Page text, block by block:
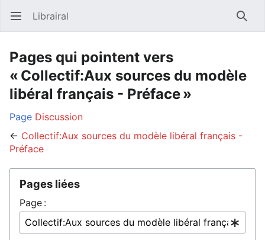
Ouvrir le menu principal Librairal
Pages qui pointent vers
« Collectif:Aux sources du modèle
libéral français - Préface »
Page Discussion
← Collectif:Aux sources du modèle libéral français -
Préface
Pages liées
Page :